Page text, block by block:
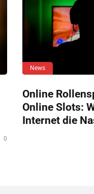
0
News
Online
Online Slots:
Internet die